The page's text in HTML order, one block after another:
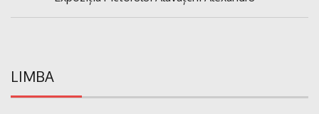
Post:
LIMBA